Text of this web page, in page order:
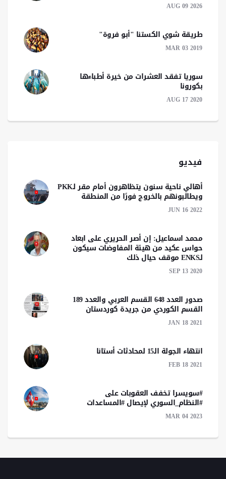
AUG 09 2026
طريقة شوي الكستنا "أبو فروة"
MAR 03 2019
سوريا تفقد العشرات من خيرة أطباءها
بكورونا
AUG 17 2020
فيديو
أهالي ناحية سنون يتظاهرون أمام مقر لـPKK
ويطالبونهم بالخروج فورًا من المنطقة
JUN 16 2022
محمد اسماعيل: إن أصر الحريري على ابعاد
حواس عكيد من هيئة المفاوضات سيكون
لـENKS موقف حيال ذلك
SEP 13 2020
صدور العدد 648 القسم العربي والعدد 189
القسم الكوردي من جريدة كوردستان
JAN 18 2021
انتهاء الجولة الـ15 لمحادثات أستانا
FEB 18 2021
#سويسرا تخفف العقوبات على
#النظام_السوري لإيصال #المساعدات
MAR 04 2023